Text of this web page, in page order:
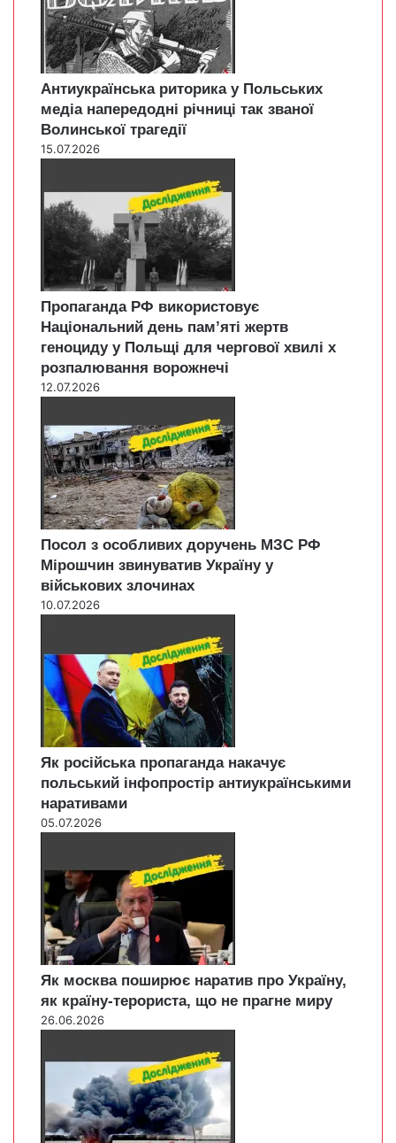
Антиукраїнська риторика у Польських
медіа напередодні річниці так званої
Волинської трагедії
15.07.2026
Пропаганда РФ використовує
Національний день пам’яті жертв
геноциду у Польщі для чергової хвилі х
розпалювання ворожнечі
12.07.2026
Посол з особливих доручень МЗС РФ
Мірошчин звинуватив Україну у
військових злочинах
10.07.2026
Як російська пропаганда накачує
польський інфопростір антиукраїнськими
наративами
05.07.2026
Як москва поширює наратив про Україну,
як країну-терориста, що не прагне миру
26.06.2026